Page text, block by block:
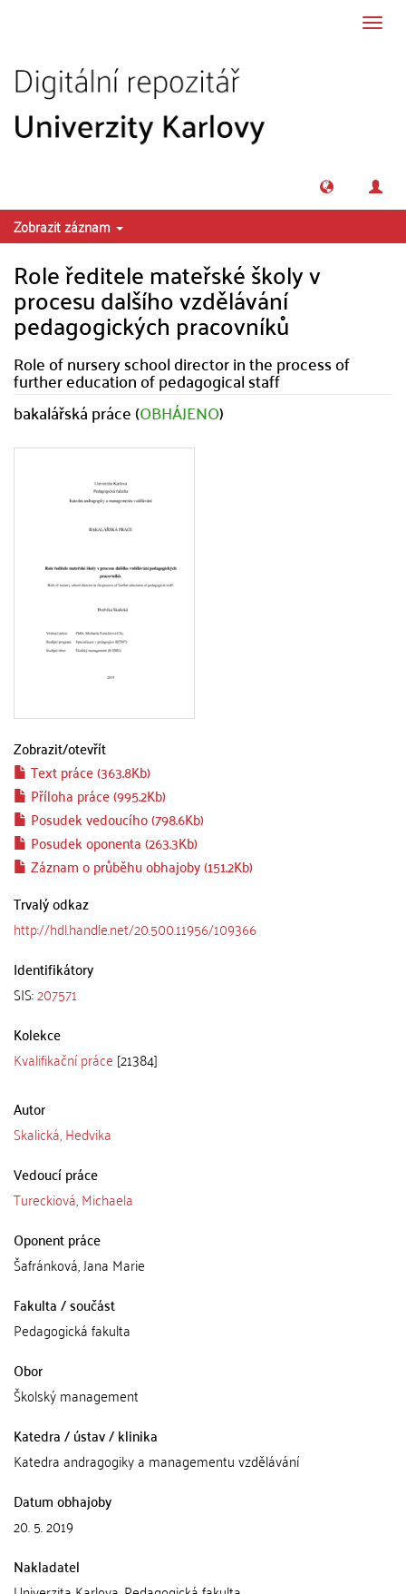
Zobrazit záznam
Role ředitele mateřské školy v
procesu dalšího vzdělávání
pedagogických pracovníků
Role of nursery school director in the process of
further education of pedagogical staff
bakalářská práce (OBHÁJENO)
Zobrazit/otevřít
Text práce (363.8Kb)
Příloha práce (995.2Kb)
Posudek vedoucího (798.6Kb)
Posudek oponenta (263.3Kb)
Záznam o průběhu obhajoby (151.2Kb)
Trvalý odkaz
http://hdl.handle.net/20.500.11956/109366
Identifikátory
SIS:207571
Kolekce
Kvalifikační práce [21384]
Autor
Skalická, Hedvika
Vedoucí práce
Tureckiová, Michaela
Oponent práce
Šafránková, Jana Marie
Fakulta / součást
Pedagogická fakulta
Obor
Školský management
Katedra / ústav / klinika
Katedra andragogiky a managementu vzdělávání
Datum obhajoby
20. 5. 2019
Nakladatel